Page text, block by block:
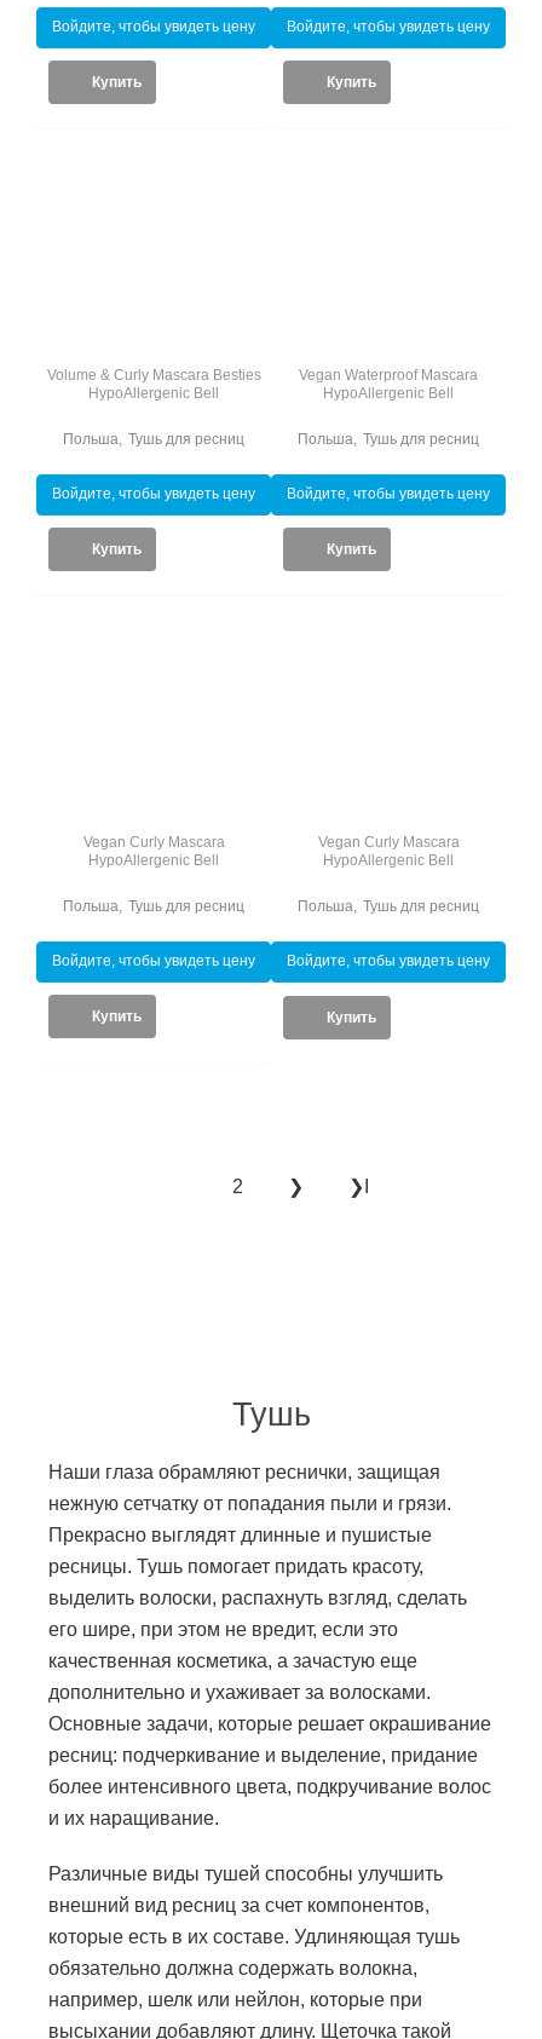
Войдите, чтобы увидеть цену
Купить
Войдите, чтобы увидеть цену
Купить
Volume & Curly Mascara Besties
HypoAllergenic Bell
Тушь для ресниц
Польша
Войдите, чтобы увидеть цену
Купить
Vegan Waterproof Mascara
HypoAllergenic Bell
Тушь для ресниц
Польша
Войдите, чтобы увидеть цену
Купить
Vegan Curly Mascara
HypoAllergenic Bell
Тушь для ресниц
Польша
Войдите, чтобы увидеть цену
Купить
Vegan Curly Mascara
HypoAllergenic Bell
Тушь для ресниц
Польша
Войдите, чтобы увидеть цену
Купить
2 ❯ ❯Ι
Тушь
Наши глаза обрамляют реснички, защищая
нежную сетчатку от попадания пыли и грязи.
Прекрасно выглядят длинные и пушистые
ресницы. Тушь помогает придать красоту,
выделить волоски, распахнуть взгляд, сделать
его шире, при этом не вредит, если это
качественная косметика, а зачастую еще
дополнительно и ухаживает за волосками.
Основные задачи, которые решает окрашивание
ресниц: подчеркивание и выделение, придание
более интенсивного цвета, подкручивание волос
и их наращивание.
Различные виды тушей способны улучшить
внешний вид ресниц за счет компонентов,
которые есть в их составе. Удлиняющая тушь
обязательно должна содержать волокна,
например, шелк или нейлон, которые при
высыхании добавляют длину. Щеточка такой